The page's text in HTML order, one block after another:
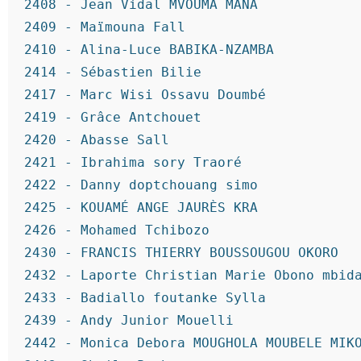
2408 - Jean Vidal MVOUMA MANA
2409 - Maïmouna Fall
2410 - Alina-Luce BABIKA-NZAMBA
2414 - Sébastien Bilie
2417 - Marc Wisi Ossavu Doumbé
2419 - Grâce Antchouet
2420 - Abasse Sall
2421 - Ibrahima sory Traoré
2422 - Danny doptchouang simo
2425 - KOUAMÉ ANGE JAURÈS KRA
2426 - Mohamed Tchibozo
2430 - FRANCIS THIERRY BOUSSOUGOU OKORO
2432 - Laporte Christian Marie Obono mbida
2433 - Badiallo foutanke Sylla
2439 - Andy Junior Mouelli
2442 - Monica Debora MOUGHOLA MOUBELE